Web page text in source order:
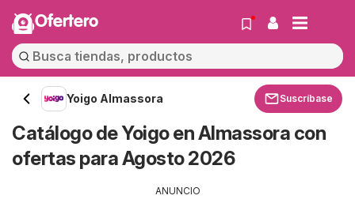
Ofertero
Yoigo Almassora Suscríbase
Catálogo de Yoigo en Almassora con
ofertas para Agosto 2026
ANUNCIO